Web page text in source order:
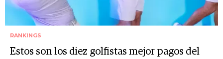
RANKINGS
Estos son los diez golfistas mejor pagos del